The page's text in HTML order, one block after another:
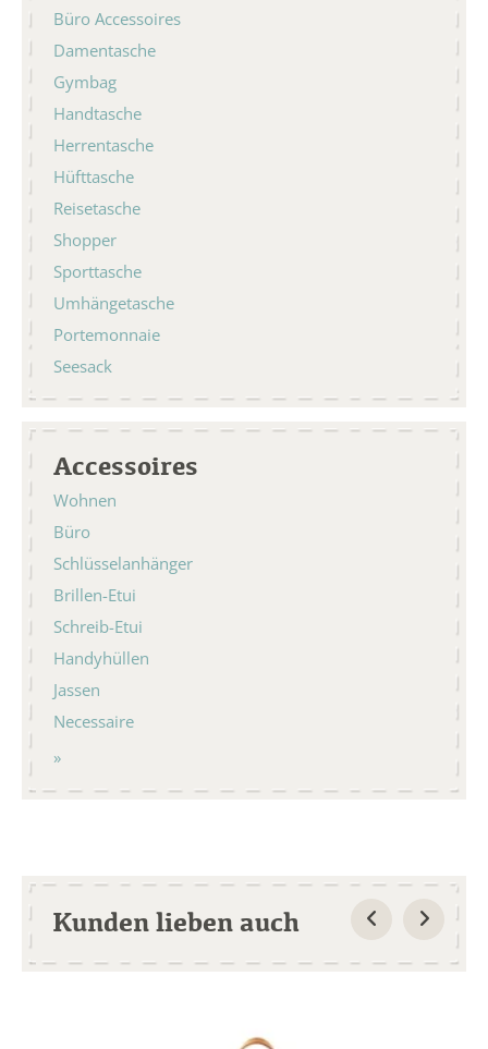
Büro Accessoires
Damentasche
Gymbag
Handtasche
Herrentasche
Hüfttasche
Reisetasche
Shopper
Sporttasche
Umhängetasche
Portemonnaie
Seesack
Accessoires
Wohnen
Büro
Schlüsselanhänger
Brillen-Etui
Schreib-Etui
Handyhüllen
Jassen
Necessaire
Kunden lieben auch